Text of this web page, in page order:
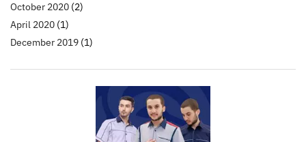
October 2020 (2)
April 2020 (1)
December 2019 (1)